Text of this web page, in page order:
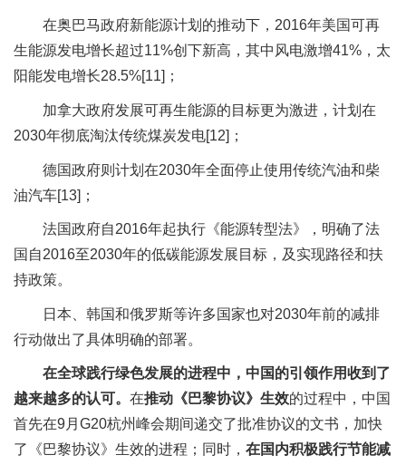
在奥巴马政府新能源计划的推动下，2016年美国可再
生能源发电增长超过11%创下新高，其中风电激增41%，太
阳能发电增长28.5%[11]；
加拿大政府发展可再生能源的目标更为激进，计划在
2030年彻底淘汰传统煤炭发电[12]；
德国政府则计划在2030年全面停止使用传统汽油和柴
油汽车[13]；
法国政府自2016年起执行《能源转型法》，明确了法
国自2016至2030年的低碳能源发展目标，及实现路径和扶
持政策。
日本、韩国和俄罗斯等许多国家也对2030年前的减排
行动做出了具体明确的部署。
在全球践行绿色发展的进程中，中国的引领作用收到了
越来越多的认可。 在推动《巴黎协议》生效的过程中，中国
首先在9月G20杭州峰会期间递交了批准协议的文书，加快
了《巴黎协议》生效的进程；同时， 在国内积极践行节能减